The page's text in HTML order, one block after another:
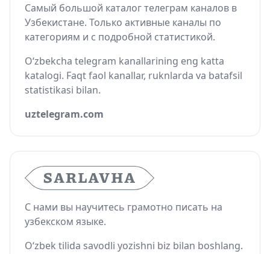
Самый большой каталог телеграм каналов в
Узбекистане. Только активные каналы по
категориям и с подробной статистикой.
O‘zbekcha telegram kanallarining eng katta
katalogi. Faqt faol kanallar, ruknlarda va batafsil
statistikasi bilan.
uztelegram.com
С нами вы научитесь грамотно писать на
узбекском языке.
O‘zbek tilida savodli yozishni biz bilan boshlang.